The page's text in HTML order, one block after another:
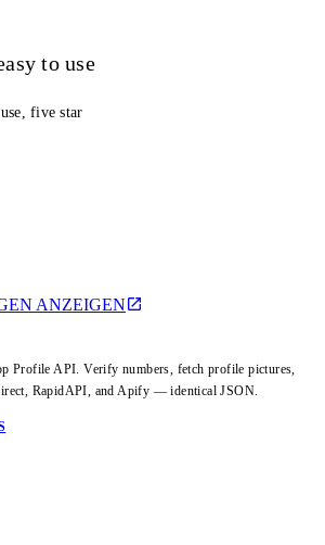
to use
five star
ANZEIGEN
Profile API. Verify numbers, fetch profile pictures,
RapidAPI, and Apify — identical JSON.